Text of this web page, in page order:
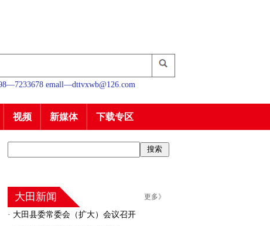
emall—dttvxwb@126.com
视频 新媒体 下载专区
更多》
大田新闻
· 大田县委常委会（扩大）会议召开